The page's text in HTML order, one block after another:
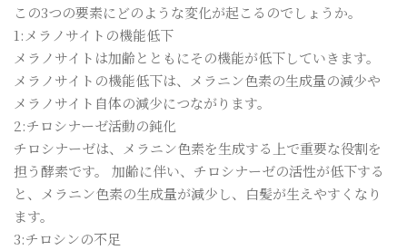
この3つの要素にどのような変化が起こるのでしょうか。
1:メラノサイトの機能低下
メラノサイトは加齢とともにその機能が低下していきます。
メラノサイトの機能低下は、メラニン色素の生成量の減少や
メラノサイト自体の減少につながります。
2:チロシナーゼ活動の鈍化
チロシナーゼは、メラニン色素を生成する上で重要な役割を
担う酵素です。 加齢に伴い、チロシナーゼの活性が低下する
と、メラニン色素の生成量が減少し、白髪が生えやすくなり
ます。
3:チロシンの不足